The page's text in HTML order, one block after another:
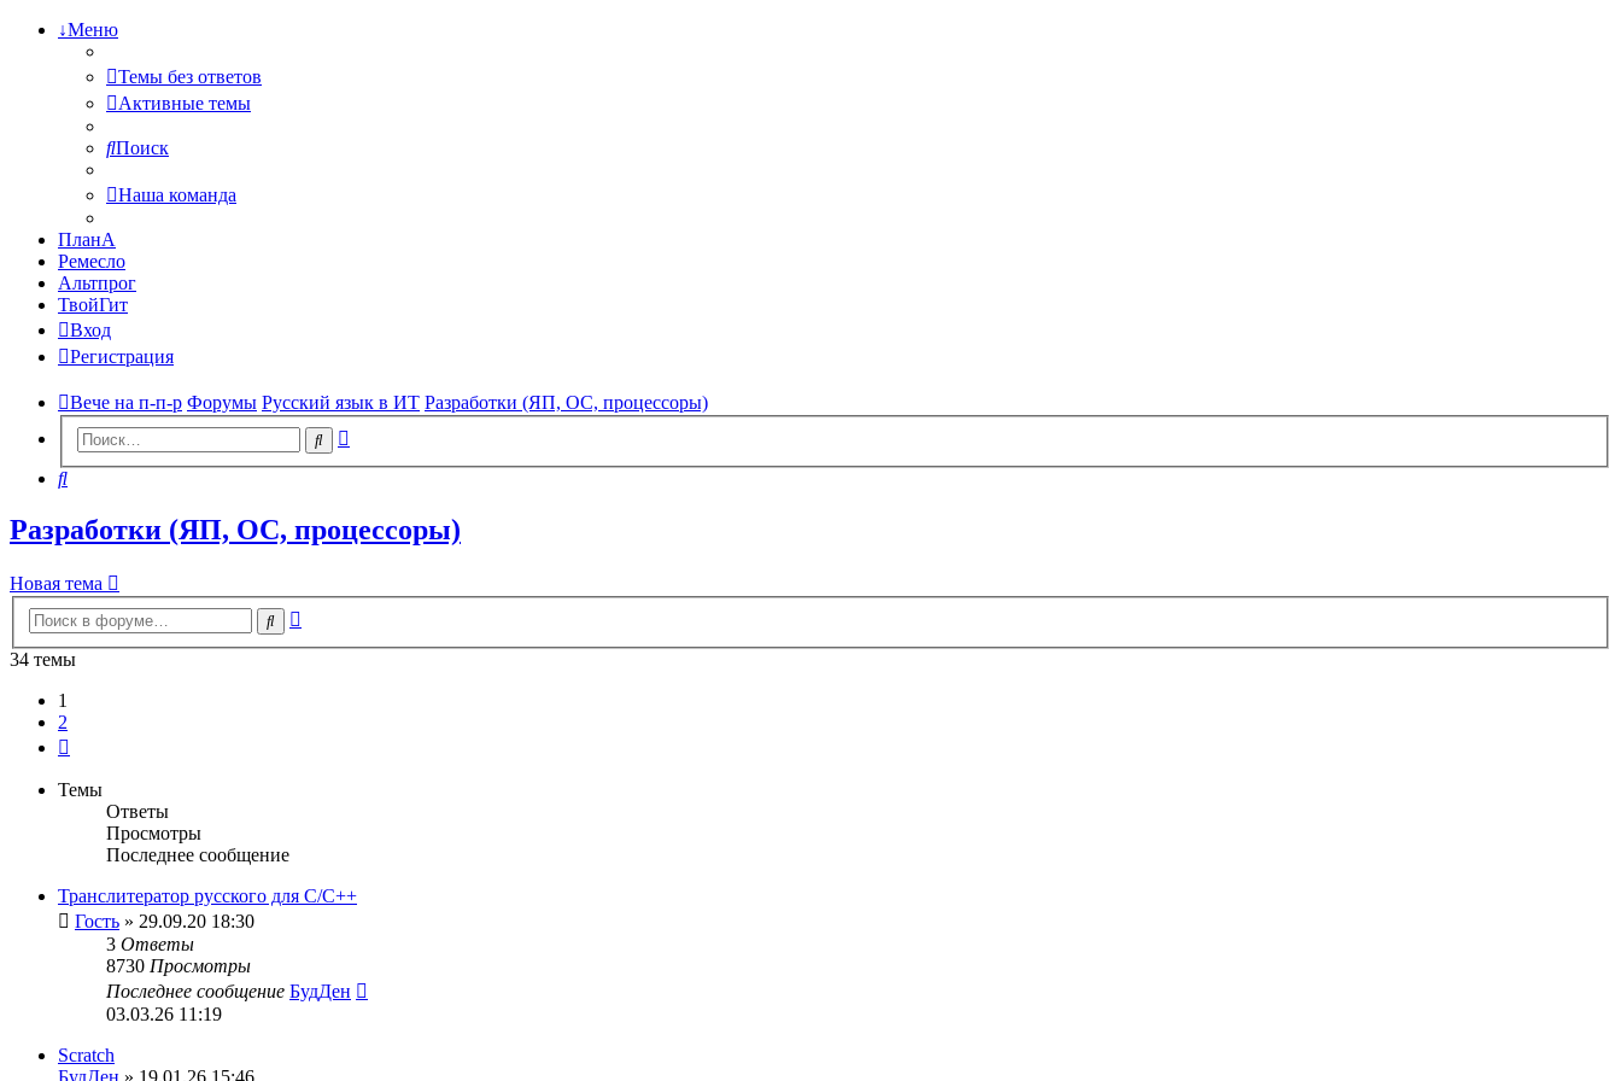
↓Меню
Темы без ответов
Активные темы
Поиск
Наша команда
ПланА
Ремесло
Альтпрог
ТвойГит
Вход
Регистрация
Вече на п-п-р Форумы Русский язык в ИТ Разработки (ЯП, ОС, процессоры)
Поиск
Поиск
Разработки (ЯП, ОС, процессоры)
Новая тема
Поиск
34 темы
1
2
Темы
Ответы
Просмотры
Последнее сообщение
Транслитератор русского для С/С++
Гость » 29.09.20 18:30
3 Ответы
8730 Просмотры
Последнее сообщение БудДен
03.03.26 11:19
Scratch
БудДен » 19.01.26 15:46